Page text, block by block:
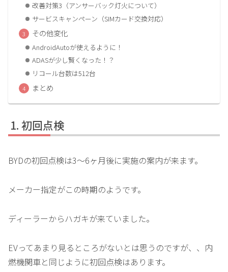
改善対策3（アンサーバック灯火について）
サービスキャンペーン（SIMカード交換対応）
その他変化
AndroidAutoが使えるように！
ADASが少し賢くなった！？
リコール台数は512台
まとめ
初回点検
BYDの初回点検は3～6ヶ月後に実施の案内が来ます。
メーカー指定がこの時期のようです。
ディーラーからハガキが来ていました。
EVってあまり見るところがないとは思うのですが、、内
燃機関車と同じように初回点検はあります。